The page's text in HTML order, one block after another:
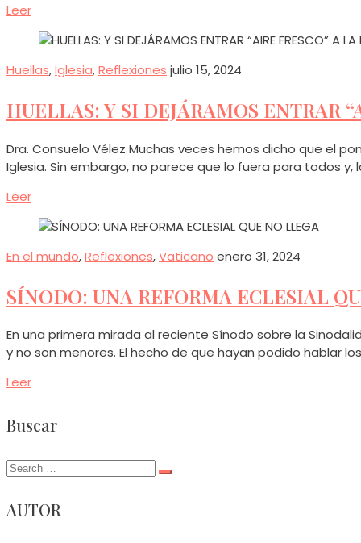
Leer
Huellas,Iglesia,Reflexiones julio 15, 2024
HUELLAS: Y SI DEJÁRAMOS ENTRAR
Dra. Consuelo Vélez Muchas veces hemos dicho que el
Iglesia. Sin embargo, no parece que lo fuera para todos
Leer
En el mundo,Reflexiones,Vaticano enero 31, 2024
SÍNODO: UNA REFORMA ECLESIAL
En una primera mirada al reciente Sínodo sobre la
y no son menores. El hecho de que hayan podido hablar
Leer
Buscar
Search
AUTOR